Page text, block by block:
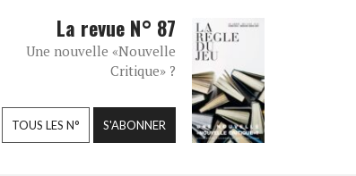
La revue N° 87
Une nouvelle «Nouvelle
Critique» ?
TOUS LES N° S'ABONNER